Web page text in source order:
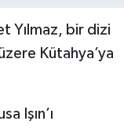
Yılmaz, bir dizi
Kütahya’ya
Işın’ı